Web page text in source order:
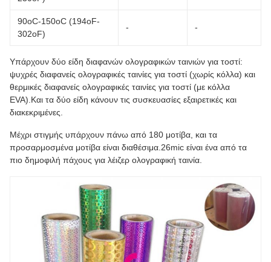
90oC-150oC (194oF-
302oF)
- -
Υπάρχουν δύο είδη διαφανών ολογραφικών ταινιών για τοστί:
ψυχρές διαφανείς ολογραφικές ταινίες για τοστί (χωρίς κόλλα) και
θερμικές διαφανείς ολογραφικές ταινίες για τοστί (με κόλλα
EVA).Και τα δύο είδη κάνουν τις συσκευασίες εξαιρετικές και
διακεκριμένες.
Μέχρι στιγμής υπάρχουν πάνω από 180 μοτίβα, και τα
προσαρμοσμένα μοτίβα είναι διαθέσιμα.26mic είναι ένα από τα
πιο δημοφιλή πάχους για λέιζερ ολογραφική ταινία.